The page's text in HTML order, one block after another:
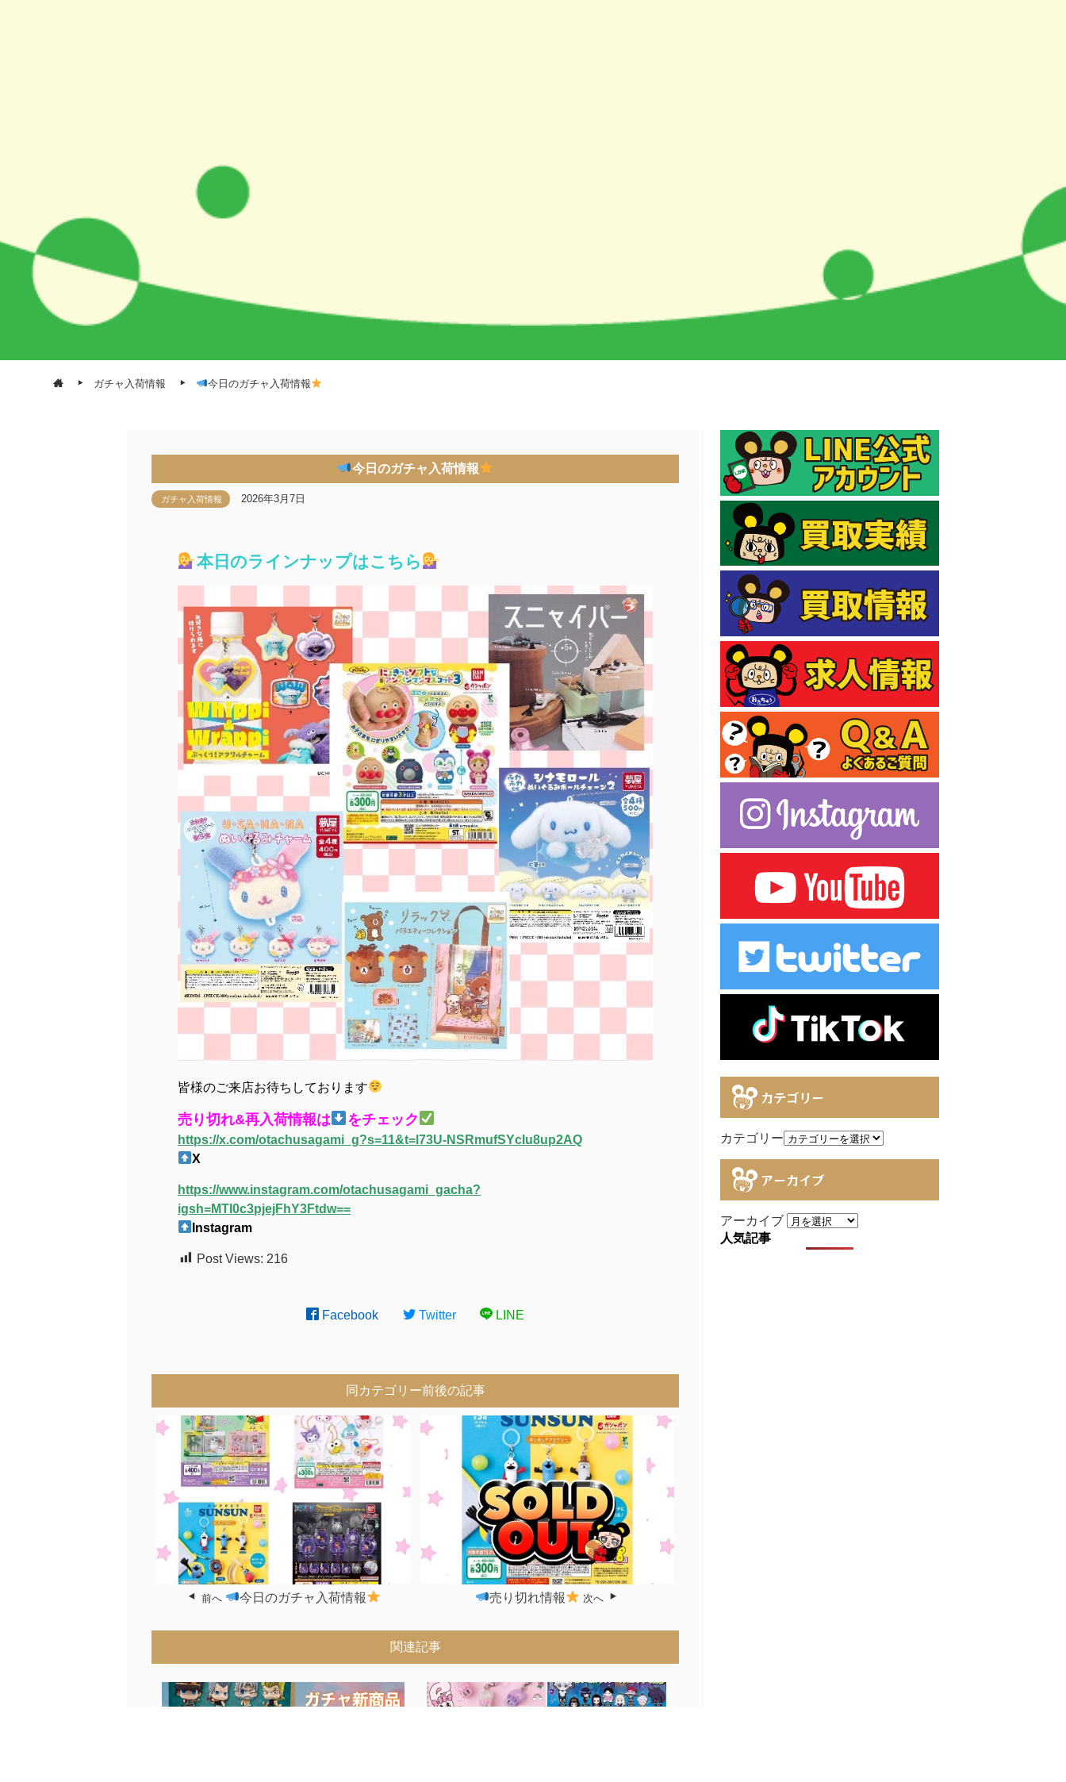
ガチャ入荷情報 今日のガチャ入荷情報
今日のガチャ入荷情報
ガチャ入荷情報 2026年3月7日
本日のラインナップはこちら
皆様のご来店お待ちしております
売り切れ&再入荷情報は をチェック
https://x.com/otachusagami_g?s=11&t=l73U-NSRmufSYcIu8up2AQ
X
https://www.instagram.com/otachusagami_gacha?
igsh=MTI0c3pjejFhY3Ftdw==
Instagram
Post Views: 216
Facebook Twitter LINE
同カテゴリー前後の記事
前へ 今日のガチャ入荷情報 売り切れ情報 次へ
関連記事
カテゴリー
カテゴリー
アーカイブ
アーカイブ
人気記事